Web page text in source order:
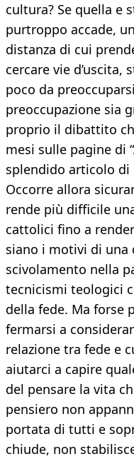
cultura? Se quella e
purtroppo accade,
distanza di cui
cercare vie d’uscita,
poco da
preoccupazione sia
proprio il dibattito
mesi sulle pagine di
splendido articolo di
Occorre allora
rende più difficile
cattolici fino a
siano i motivi di una
scivolamento nella
tecnicismi teologici
della fede. Ma forse
fermarsi a
relazione tra fede e
aiutarci a capire
del pensare la vita
pensiero non
portata di tutti e
chiude, non